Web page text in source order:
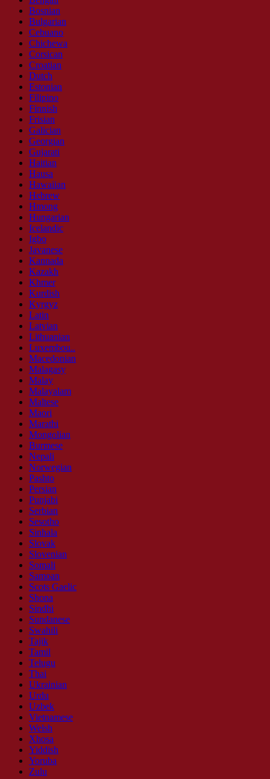
Bosnian
Bulgarian
Cebuano
Chichewa
Corsican
Croatian
Dutch
Estonian
Filipino
Finnish
Frisian
Galician
Georgian
Gujarati
Haitian
Hausa
Hawaiian
Hebrew
Hmong
Hungarian
Icelandic
Igbo
Javanese
Kannada
Kazakh
Khmer
Kurdish
Kyrgyz
Latin
Latvian
Lithuanian
Luxembou..
Macedonian
Malagasy
Malay
Malayalam
Maltese
Maori
Marathi
Mongolian
Burmese
Nepali
Norwegian
Pashto
Persian
Punjabi
Serbian
Sesotho
Sinhala
Slovak
Slovenian
Somali
Samoan
Scots Gaelic
Shona
Sindhi
Sundanese
Swahili
Tajik
Tamil
Telugu
Thai
Ukrainian
Urdu
Uzbek
Vietnamese
Welsh
Xhosa
Yiddish
Yoruba
Zulu